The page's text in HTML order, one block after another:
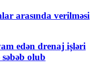
arasında verilməsi
edən drenaj işləri
olub